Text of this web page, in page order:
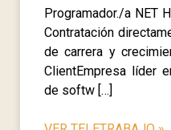
Programador./a NET
Contratación
de carrera y
ClientEmpresa líder
de softw […]